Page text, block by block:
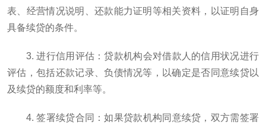
表、经营情况说明、还款能力证明等相关资料，以证明自身
具备续贷的条件。
3. 进行信用评估：贷款机构会对借款人的信用状况进行
评估，包括还款记录、负债情况等，以确定是否同意续贷以
及续贷的额度和利率等。
4. 签署续贷合同：如果贷款机构同意续贷，双方需签署